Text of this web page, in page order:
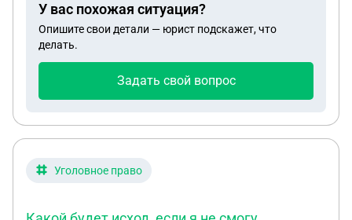
У вас похожая ситуация?
Опишите свои детали — юрист подскажет, что
делать.
Задать свой вопрос
Уголовное право